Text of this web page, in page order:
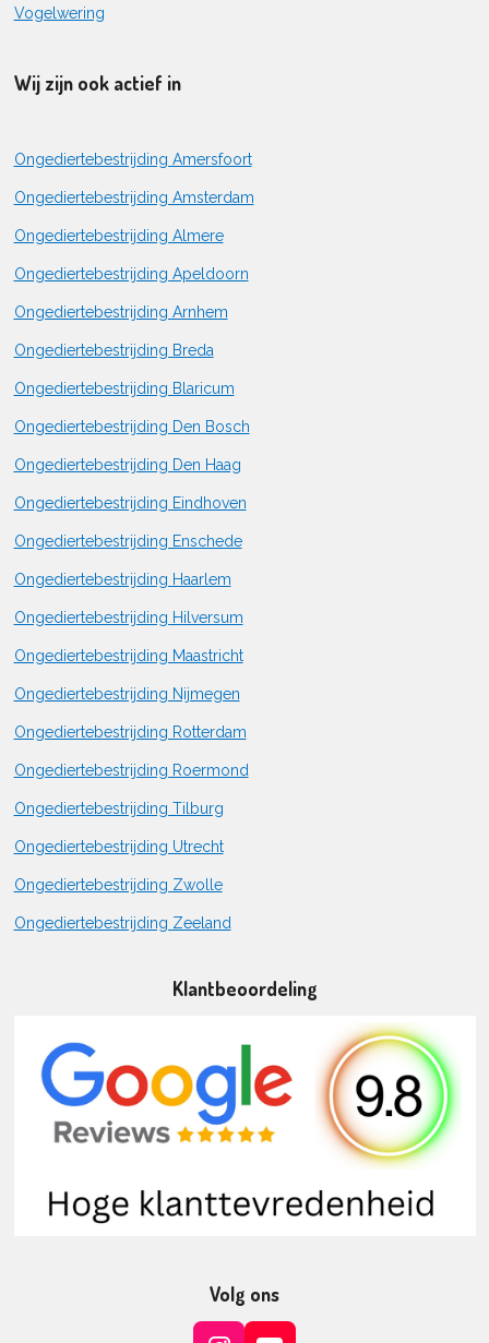
Vogelwering
Wij zijn ook actief in
Ongediertebestrijding Amersfoort
Ongediertebestrijding Amsterdam
Ongediertebestrijding Almere
Ongediertebestrijding Apeldoorn
Ongediertebestrijding Arnhem
Ongediertebestrijding Breda
Ongediertebestrijding Blaricum
Ongediertebestrijding Den Bosch
Ongediertebestrijding Den Haag
Ongediertebestrijding Eindhoven
Ongediertebestrijding Enschede
Ongediertebestrijding Haarlem
Ongediertebestrijding Hilversum
Ongediertebestrijding Maastricht
Ongediertebestrijding Nijmegen
Ongediertebestrijding Rotterdam
Ongediertebestrijding Roermond
Ongediertebestrijding Tilburg
Ongediertebestrijding Utrecht
Ongediertebestrijding Zwolle
Ongediertebestrijding Zeeland
Klantbeoordeling
Volg ons